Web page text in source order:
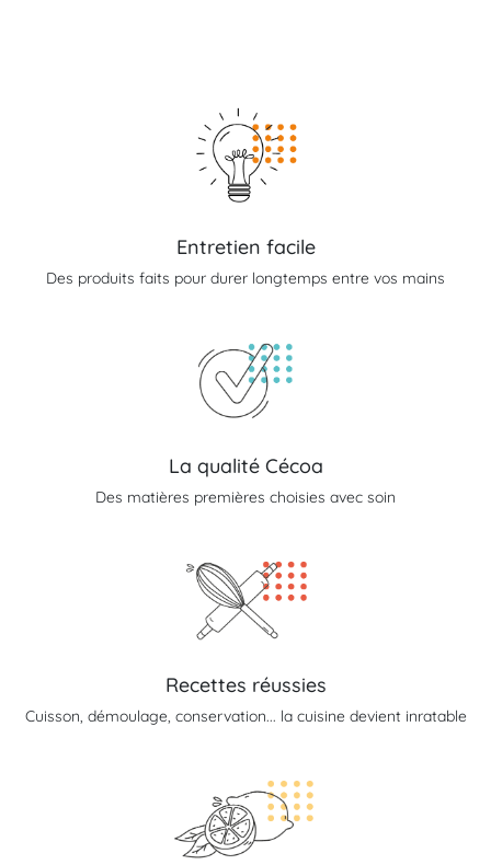
Entretien facile
Des produits faits pour durer longtemps entre vos mains
La qualité Cécoa
Des matières premières choisies avec soin
Recettes réussies
Cuisson, démoulage, conservation... la cuisine devient inratable